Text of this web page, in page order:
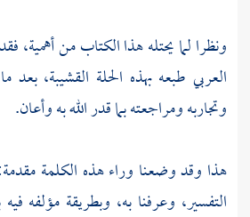
ونظرا لما يحتله هذا الكتاب من أهمية،
العربي طبعه بهذه الحلة القشيبة،
وتجاربه ومراجعته بما قدر الله به وأعان.
هذا وقد وضعنا وراء هذه الكلمة
التفسير، وعرفنا به، وبطريقة مؤلفه